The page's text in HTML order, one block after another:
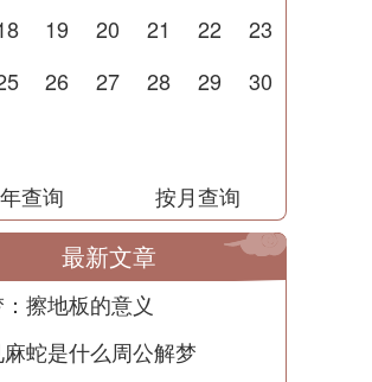
19 20 21 22
23
26 27 28 29
30
查询 按月查询
最新文章
擦地板的意义
蛇是什么周公解梦